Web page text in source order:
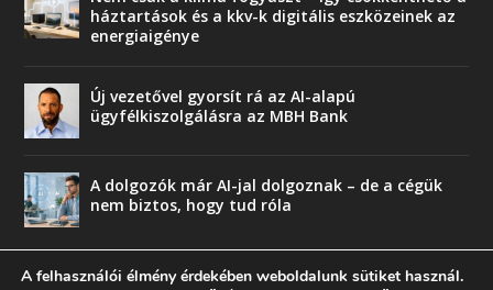
háztartások és a kkv-k digitális eszközeinek az
energiaigénye
Új vezetővel gyorsít rá az AI-alapú
ügyfélkiszolgálásra az MBH Bank
A dolgozók már AI-jal dolgoznak – de a cégük
nem biztos, hogy tud róla
A felhasználói élmény érdekében weboldalunk sütiket használ.